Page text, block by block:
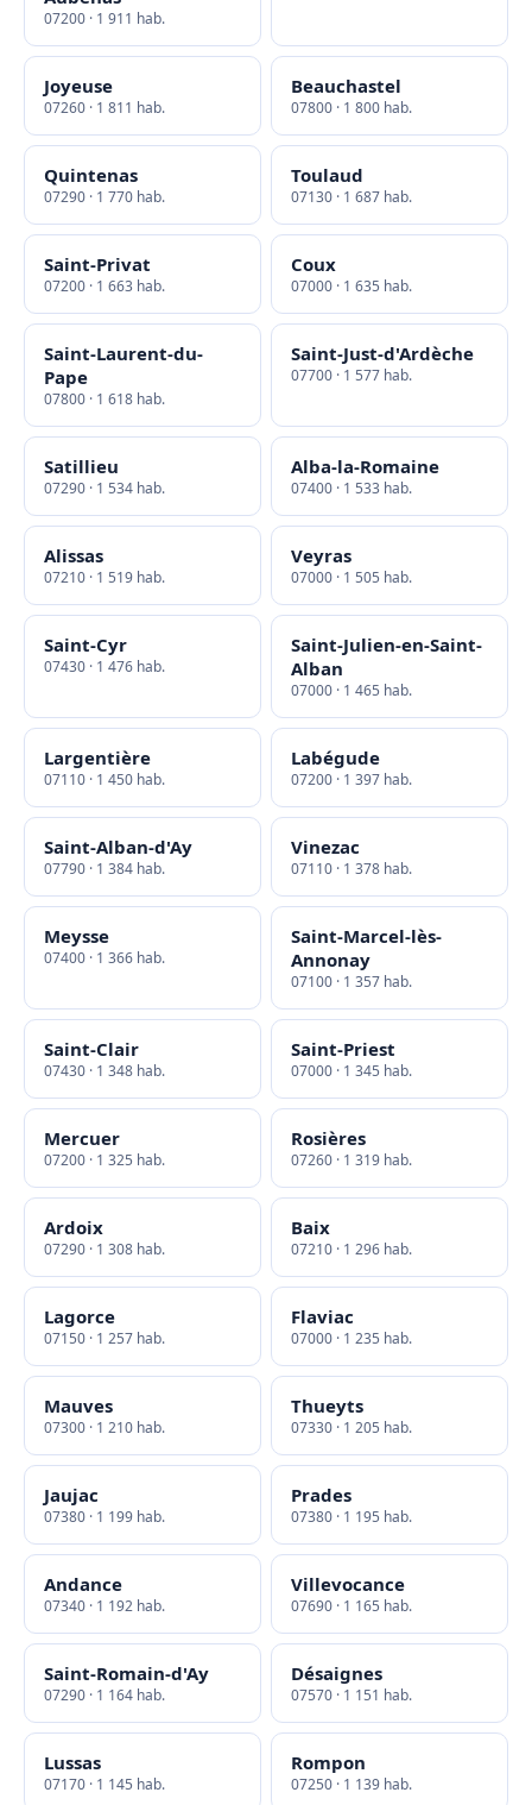
07200 · 1 911 hab.
Joyeuse
07260 · 1 811 hab.
Beauchastel
07800 · 1 800 hab.
Quintenas
07290 · 1 770 hab.
Toulaud
07130 · 1 687 hab.
Saint-Privat
07200 · 1 663 hab.
Coux
07000 · 1 635 hab.
Saint-Laurent-du-
Pape
07800 · 1 618 hab.
Saint-Just-d'Ardèche
07700 · 1 577 hab.
Satillieu
07290 · 1 534 hab.
Alba-la-Romaine
07400 · 1 533 hab.
Alissas
07210 · 1 519 hab.
Veyras
07000 · 1 505 hab.
Saint-Cyr
07430 · 1 476 hab.
Saint-Julien-en-Saint-
Alban
07000 · 1 465 hab.
Largentière
07110 · 1 450 hab.
Labégude
07200 · 1 397 hab.
Saint-Alban-d'Ay
07790 · 1 384 hab.
Vinezac
07110 · 1 378 hab.
Meysse
07400 · 1 366 hab.
Saint-Marcel-lès-
Annonay
07100 · 1 357 hab.
Saint-Clair
07430 · 1 348 hab.
Saint-Priest
07000 · 1 345 hab.
Mercuer
07200 · 1 325 hab.
Rosières
07260 · 1 319 hab.
Ardoix
07290 · 1 308 hab.
Baix
07210 · 1 296 hab.
Lagorce
07150 · 1 257 hab.
Flaviac
07000 · 1 235 hab.
Mauves
07300 · 1 210 hab.
Thueyts
07330 · 1 205 hab.
Jaujac
07380 · 1 199 hab.
Prades
07380 · 1 195 hab.
Andance
07340 · 1 192 hab.
Villevocance
07690 · 1 165 hab.
Saint-Romain-d'Ay
07290 · 1 164 hab.
Désaignes
07570 · 1 151 hab.
Lussas
07170 · 1 145 hab.
Rompon
07250 · 1 139 hab.